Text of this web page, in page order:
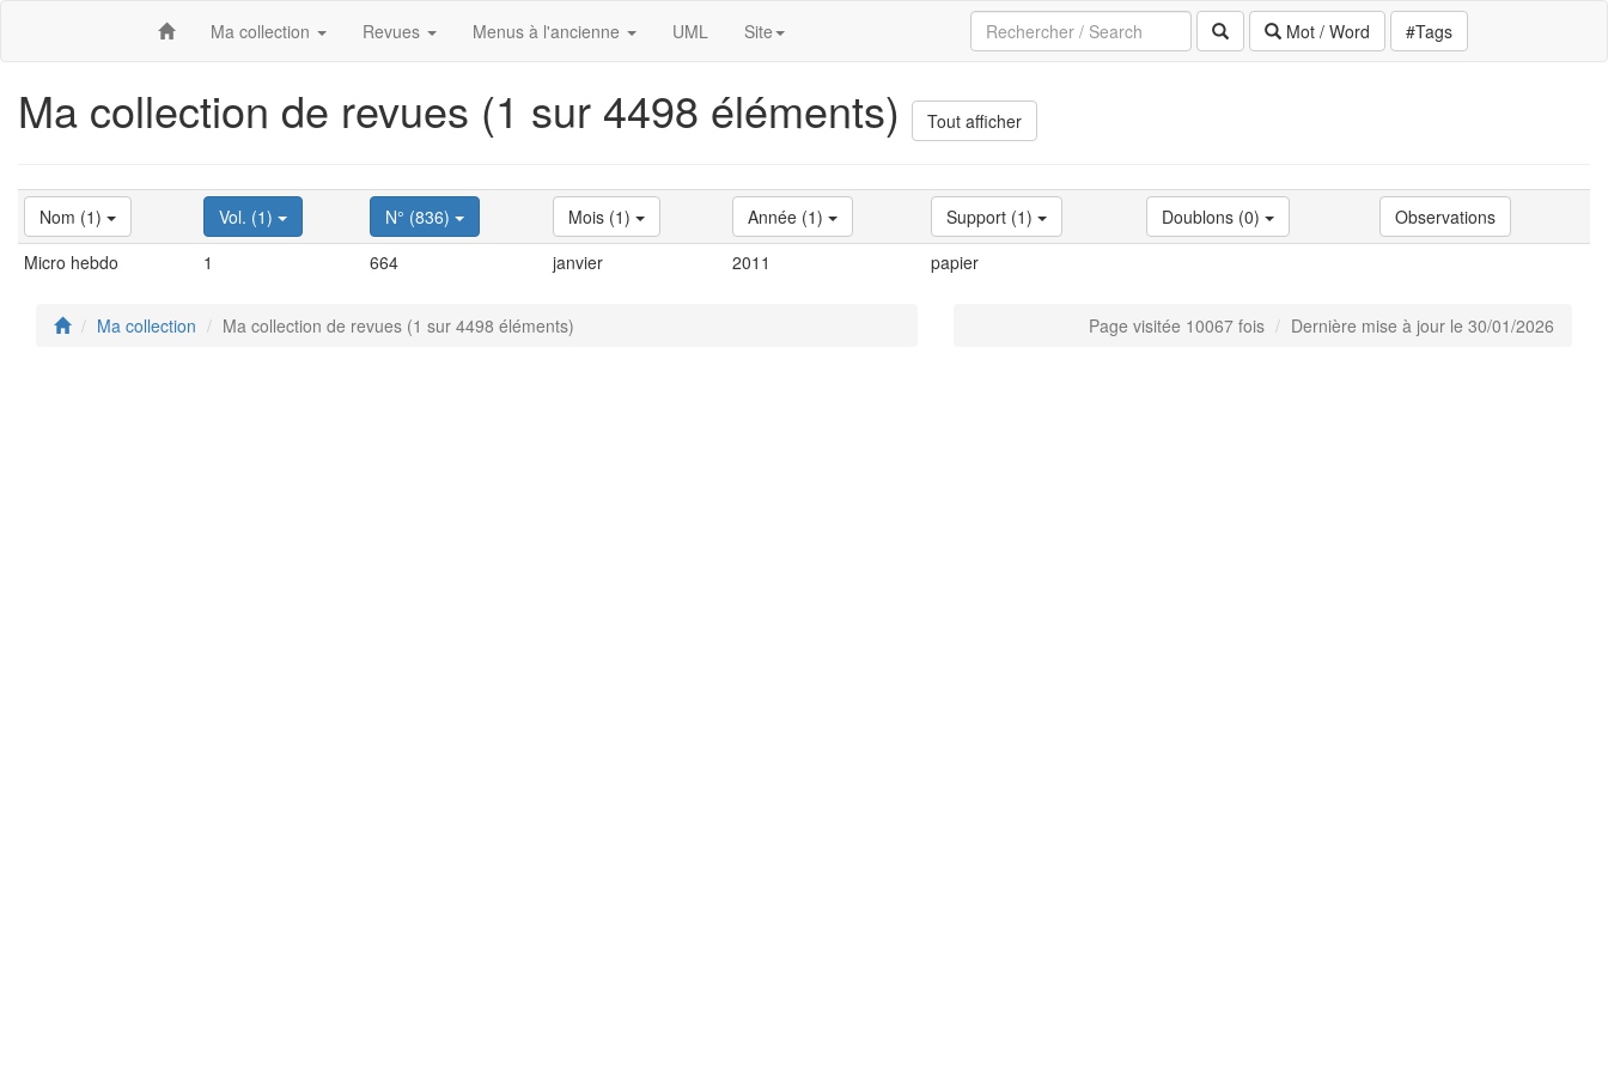
Ma collection Revues Menus à l'ancienne UML Site Mot / Word #Tags
Ma collection de revues (1 sur 4498 éléments) Tout afficher
Nom (1) Vol. (1) N° (836) Mois (1) Année (1) Support (1) Doublons (0)
Observations
Micro hebdo
1 664 janvier 2011 papier
Ma collection Ma collection de revues (1 sur 4498 éléments) Page visitée 10067 fois Dernière mise à jour le 30/01/2026